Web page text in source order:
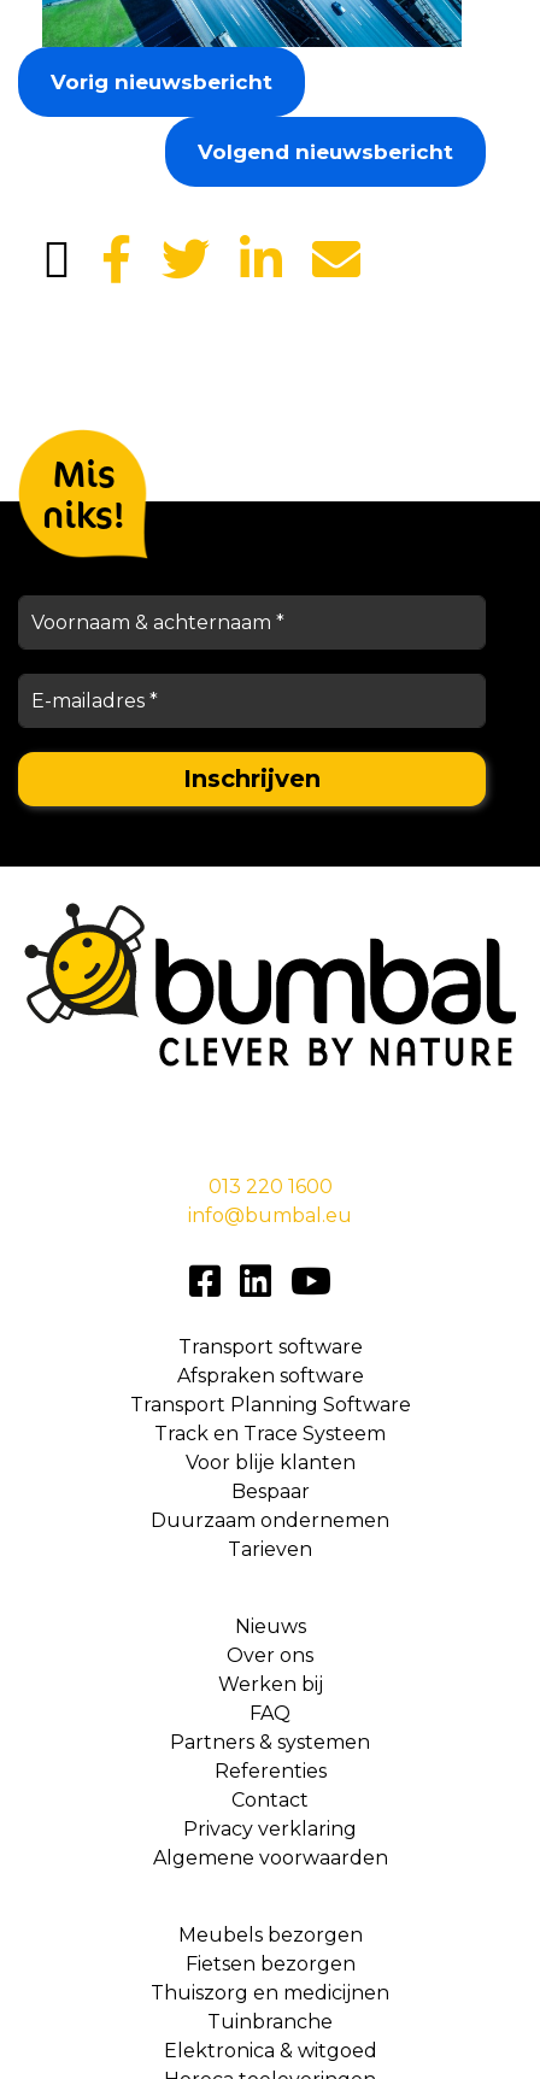
Vorig nieuwsbericht
Volgend nieuwsbericht
Mis
niks!
013 220 1600
info@bumbal.eu
Transport software
Afspraken software
Transport Planning Software
Track en Trace Systeem
Voor blije klanten
Bespaar
Duurzaam ondernemen
Tarieven
Nieuws
Over ons
Werken bij
FAQ
Partners & systemen
Referenties
Contact
Privacy verklaring
Algemene voorwaarden
Meubels bezorgen
Fietsen bezorgen
Thuiszorg en medicijnen
Tuinbranche
Elektronica & witgoed